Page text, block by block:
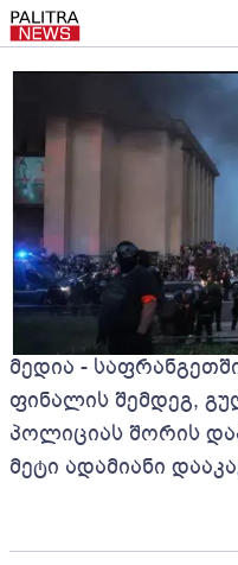
მედია -
ფინალის შემდეგ,
პოლიციას შორის
მეტი ადამიანი